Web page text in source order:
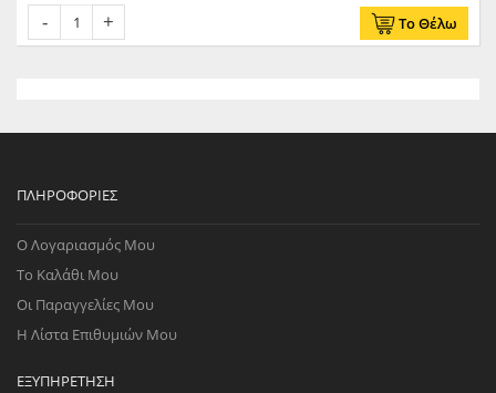
Το Θέλω
ΠΛΗΡΟΦΟΡΊΕΣ
Ο Λογαριασμός Μου
Το Καλάθι Μου
Οι Παραγγελίες Μου
Η Λίστα Επιθυμιών Μου
ΕΞΥΠΗΡΈΤΗΣΗ